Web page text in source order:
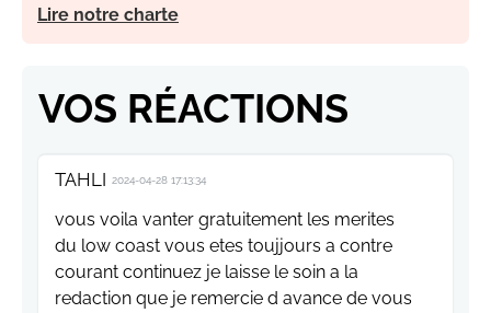
Lire notre charte
VOS RÉACTIONS
TAHLI 2024-04-28 17:13:34
vous voila vanter gratuitement les merites
du low coast vous etes toujjours a contre
courant continuez je laisse le soin a la
redaction que je remercie d avance de vous